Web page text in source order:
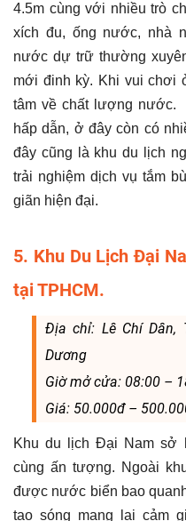
4.5m cùng với nhiều trò
xích đu, ống nước, nhà
nước dự trữ thường
mới đinh kỳ. Khi vui chơi
tâm về chất lượng
hấp dẫn, ở đây còn có
đây cũng là khu du lịch
trải nghiệm dịch vụ tắm
giãn hiện đại.
5. Khu Du Lịch Đại
tại TPHCM.
Địa chỉ: Lê Chí Dân,
Dương
Giờ mở cửa: 08:00 –
Giá: 50.000đ –
Khu du lịch Đại Nam sở
cùng ấn tượng. Ngoài
được nước biển bao
tạo sóng mang lại cảm